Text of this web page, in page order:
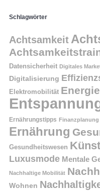
Schlagwörter
Achtsamkeit
Datensicherheit Digitales
Digitalisierung
Elektromobilität
Ernährungstipps Finanzplanung
Ernährung
Gesundheitswesen
Luxusmode Mentale
Nachhaltige Mobilität
Wohnen